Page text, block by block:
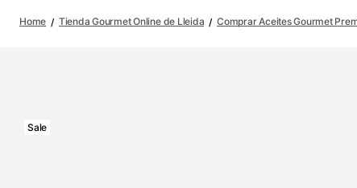
Home Tienda Gourmet Online de Lleida Comprar Aceites Gourmet
Sale